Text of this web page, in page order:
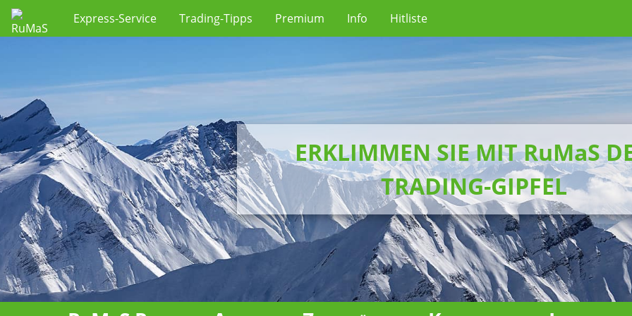
Express-Service Trading-Tipps Premium Info Hitliste
ERKLIMMEN SIE MIT RuMaS
TRADING-GIPFEL